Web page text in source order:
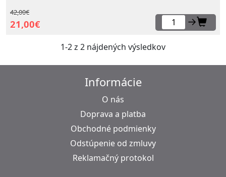
42,00€
21,00€ →
1-2 z 2 nájdených výsledkov
Informácie
O nás
Doprava a platba
Obchodné podmienky
Odstúpenie od zmluvy
Reklamačný protokol